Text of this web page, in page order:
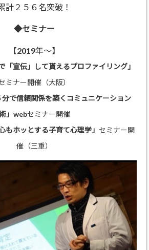
計２５６名突破！
◆セミナー
【2019年～】
「宣伝」して貰えるプロファイリング」
ミナー開催（大阪）
分で信頼関係を築くコミュニケーション
」 webセミナー開催
もホッとする子育て心理学」 セミナー開
催（三重）